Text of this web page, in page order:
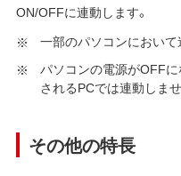
ON/OFFに連動します。
一部のパソコンにおいて
パソコンの電源がOFF
されるPCでは連動しませ
その他の特長